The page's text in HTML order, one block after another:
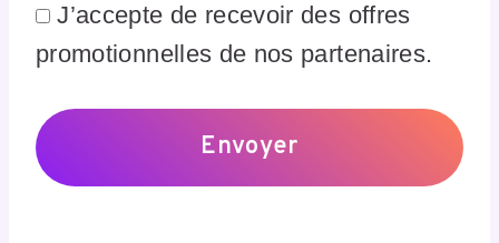
J’accepte de recevoir des offres
promotionnelles de nos partenaires.